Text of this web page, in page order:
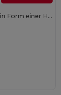
REVEL Zweifarbiger Klöppel in Form einer Hand mit Griff